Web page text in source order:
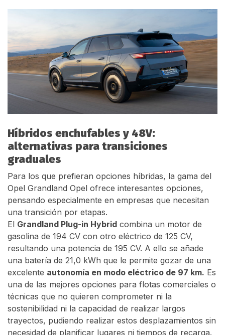
Híbridos enchufables y 48V:
alternativas para transiciones
graduales
Para los que prefieran opciones híbridas, la gama del
Opel Grandland Opel ofrece interesantes opciones,
pensando especialmente en empresas que necesitan
una transición por etapas.
El Grandland Plug-in Hybrid combina un motor de
gasolina de 194 CV con otro eléctrico de 125 CV,
resultando una potencia de 195 CV. A ello se añade
una batería de 21,0 kWh que le permite gozar de una
excelente autonomía en modo eléctrico de 97 km. Es
una de las mejores opciones para flotas comerciales o
técnicas que no quieren comprometer ni la
sostenibilidad ni la capacidad de realizar largos
trayectos, pudiendo realizar estos desplazamientos sin
necesidad de planificar lugares ni tiempos de recarga.